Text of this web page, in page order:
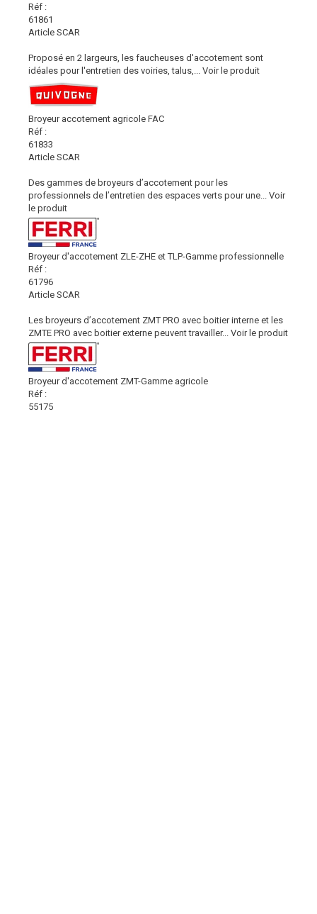
Réf :
61861
Article SCAR
Proposé en 2 largeurs, les faucheuses d'accotement sont
idéales pour l'entretien des voiries, talus,...
Voir le produit
Broyeur accotement agricole FAC
Réf :
61833
Article SCAR
Des gammes de broyeurs d’accotement pour les
professionnels de l’entretien des espaces verts pour une...
Voir
le produit
Broyeur d'accotement ZLE-ZHE et TLP-Gamme professionnelle
Réf :
61796
Article SCAR
Les broyeurs d’accotement ZMT PRO avec boitier interne et les
ZMTE PRO avec boitier externe peuvent travailler...
Voir le produit
Broyeur d'accotement ZMT-Gamme agricole
Réf :
55175